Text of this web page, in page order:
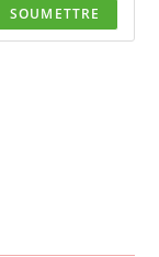
SOUMETTRE